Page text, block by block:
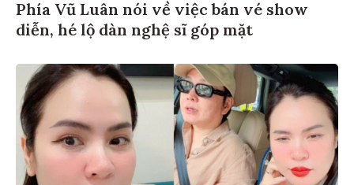
Phía Vũ Luân nói về việc bán vé show
diễn, hé lộ dàn nghệ sĩ góp mặt